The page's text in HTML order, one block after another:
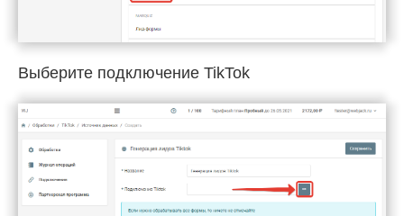
Выберите подключение TikTok